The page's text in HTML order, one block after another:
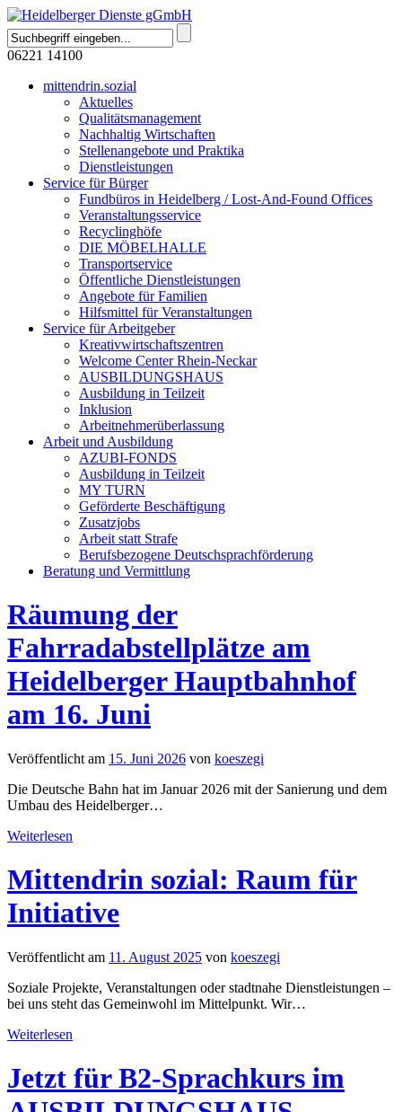
06221 14100
mittendrin.sozial
Aktuelles
Qualitätsmanagement
Nachhaltig Wirtschaften
Stellenangebote und Praktika
Dienstleistungen
Service für Bürger
Fundbüros in Heidelberg / Lost-And-Found Offices
Veranstaltungsservice
Recyclinghöfe
DIE MÖBELHALLE
Transportservice
Öffentliche Dienstleistungen
Angebote für Familien
Hilfsmittel für Veranstaltungen
Service für Arbeitgeber
Kreativwirtschaftszentren
Welcome Center Rhein-Neckar
AUSBILDUNGSHAUS
Ausbildung in Teilzeit
Inklusion
Arbeitnehmerüberlassung
Arbeit und Ausbildung
AZUBI-FONDS
Ausbildung in Teilzeit
MY TURN
Geförderte Beschäftigung
Zusatzjobs
Arbeit statt Strafe
Berufsbezogene Deutschsprachförderung
Beratung und Vermittlung
Räumung der
Fahrradabstellplätze am
Heidelberger Hauptbahnhof
am 16. Juni
Veröffentlicht am 15. Juni 2026 von koeszegi
Die Deutsche Bahn hat im Januar 2026 mit der Sanierung und dem
Umbau des Heidelberger…
Weiterlesen
Mittendrin sozial: Raum für
Initiative
Veröffentlicht am 11. August 2025 von koeszegi
Soziale Projekte, Veranstaltungen oder stadtnahe Dienstleistungen –
bei uns steht das Gemeinwohl im Mittelpunkt. Wir…
Weiterlesen
Jetzt für B2-Sprachkurs im